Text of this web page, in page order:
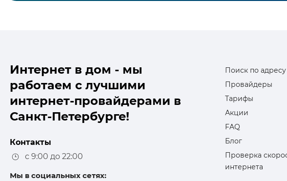
Интернет в дом - мы
работаем с лучшими
интернет-провайдерами в
Санкт-Петербурге!
Контакты
с 9:00 до 22:00
Мы в социальных сетях:
Поиск по адресу
Провайдеры
Тарифы
Акции
FAQ
Блог
Проверка
интернета